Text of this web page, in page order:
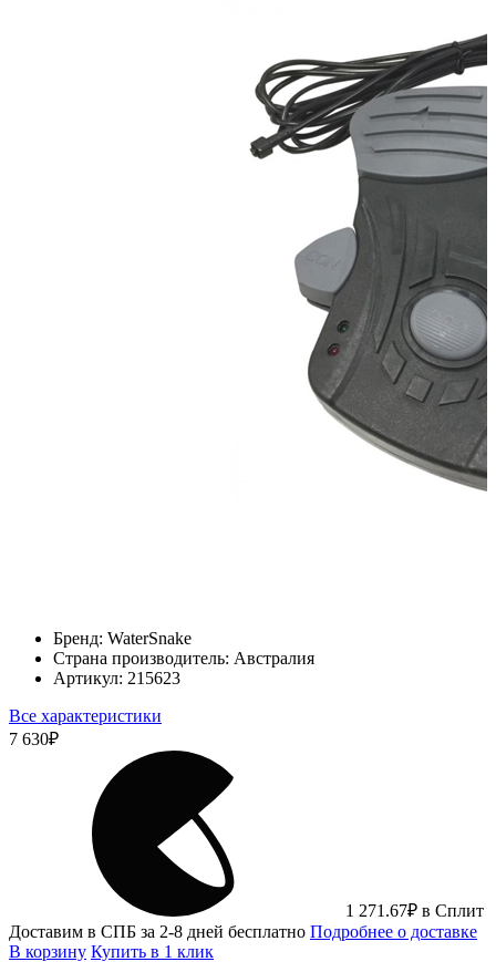
Бренд: WaterSnake
Страна производитель: Австралия
Артикул: 215623
Все характеристики
7 630₽
1 271.67₽ в Сплит
Доставим в СПБ за 2-8 дней бесплатно Подробнее о доставке
В корзину Купить в 1 клик